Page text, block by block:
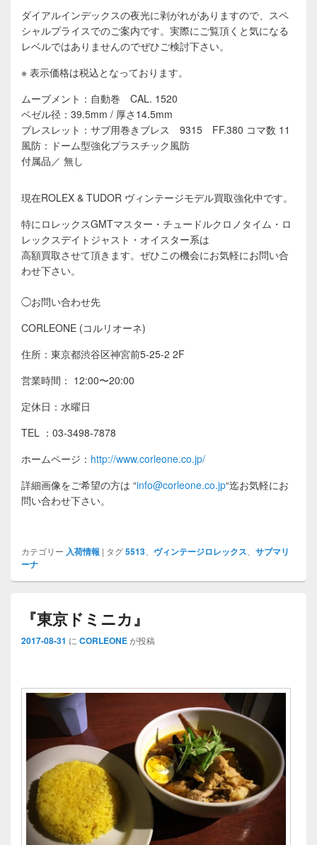
ダイアルインデックスの夜光に剥がれがありますので、スペ
シャルプライスでのご案内です。実際にご覧頂くと気になる
レベルではありませんのでぜひご検討下さい。
※ 表示価格は税込となっております。
ムーブメント：自動巻 CAL. 1520
ベゼル径：39.5mm / 厚さ14.5mm
ブレスレット：サブ用巻きブレス 9315 FF.380 コマ数 11
風防：ドーム型強化プラスチック風防
付属品／ 無し
現在ROLEX & TUDOR ヴィンテージモデル買取強化中です。
特にロレックスGMTマスター・チュードルクロノタイム・ロ
レックスデイトジャスト・オイスター系は
高額買取させて頂きます。 ぜひこの機会にお気軽にお問い合
わせ下さい。
◯お問い合わせ先
CORLEONE (コルリオーネ)
住所：東京都渋谷区神宮前5-25-2 2F
営業時間： 12:00〜20:00
定休日：水曜日
TEL ：03-3498-7878
ホームページ： http://www.corleone.co.jp/
詳細画像をご希望の方は “info@corleone.co.jp“迄お気軽にお
問い合わせ下さい。
カテゴリー 入荷情報 | タグ5513 ヴィンテージロレックス
サブマリ
ーナ
『東京ドミニカ』
2017-08-31 に CORLEONEが投稿